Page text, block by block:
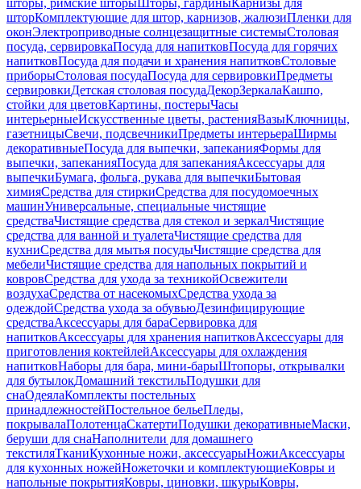
шторы, римские шторыШторы, гардиныКарнизы для
шторКомплектующие для штор, карнизов, жалюзиПленки для
оконЭлектроприводные солнцезащитные системыСтоловая
посуда, сервировкаПосуда для напитковПосуда для горячих
напитковПосуда для подачи и хранения напитковСтоловые
приборыСтоловая посудаПосуда для сервировкиПредметы
сервировкиДетская столовая посудаДекорЗеркалаКашпо,
стойки для цветовКартины, постерыЧасы
интерьерныеИскусственные цветы, растенияВазыКлючницы,
газетницыСвечи, подсвечникиПредметы интерьераШирмы
декоративныеПосуда для выпечки, запеканияФормы для
выпечки, запеканияПосуда для запеканияАксессуары для
выпечкиБумага, фольга, рукава для выпечкиБытовая
химияСредства для стиркиСредства для посудомоечных
машинУниверсальные, специальные чистящие
средстваЧистящие средства для стекол и зеркалЧистящие
средства для ванной и туалетаЧистящие средства для
кухниСредства для мытья посудыЧистящие средства для
мебелиЧистящие средства для напольных покрытий и
ковровСредства для ухода за техникойОсвежители
воздухаСредства от насекомыхСредства ухода за
одеждойСредства ухода за обувьюДезинфицирующие
средстваАксессуары для бараСервировка для
напитковАксессуары для хранения напитковАксессуары для
приготовления коктейлейАксессуары для охлаждения
напитковНаборы для бара, мини-барыШтопоры, открывалки
для бутылокДомашний текстильПодушки для
снаОдеялаКомплекты постельных
принадлежностейПостельное бельеПледы,
покрывалаПолотенцаСкатертиПодушки декоративныеМаски,
беруши для снаНаполнители для домашнего
текстиляТканиКухонные ножи, аксессуарыНожиАксессуары
для кухонных ножейНожеточки и комплектующиеКовры и
напольные покрытияКовры, циновки, шкурыКовры,